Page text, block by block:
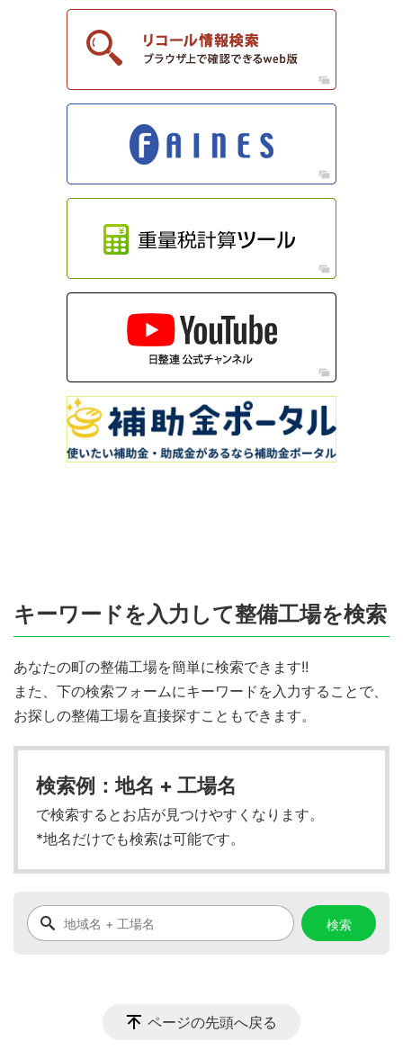
キーワードを入力して整備工場を検索
あなたの町の整備工場を簡単に検索できます!!
また、下の検索フォームにキーワードを入力することで、
お探しの整備工場を直接探すこともできます。
検索例：地名 + 工場名
で検索するとお店が見つけやすくなります。
*地名だけでも検索は可能です。
ページの先頭へ戻る